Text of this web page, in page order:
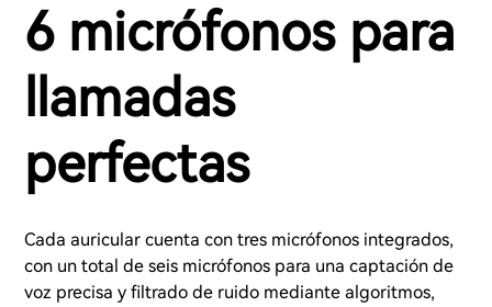
6 micrófonos para
llamadas
perfectas
Cada auricular cuenta con tres micrófonos integrados,
con un total de seis micrófonos para una captación de
voz precisa y filtrado de ruido mediante algoritmos,